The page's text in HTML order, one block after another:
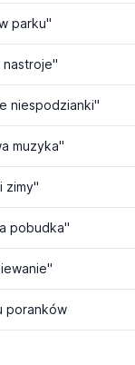
parku"
nastroje"
niespodzianki"
muzyka"
zimy"
pobudka"
poranków